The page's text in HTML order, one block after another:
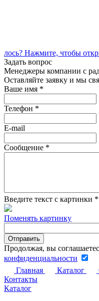
лось? Нажмите, чтобы
Задать вопрос
Менеджеры компании с
Оставляйте заявку и мы
Ваше имя *
Телефон *
E-mail
Сообщение *
Введите текст с картинки *
Поменять картинку
Продолжая, вы
конфиденциальности
Главная
Каталог
Контакты
Каталог